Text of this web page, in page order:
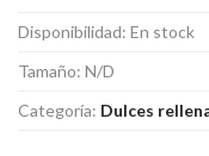
Disponibilidad: En stock
Tamaño: N/D
Categoría: Dulces